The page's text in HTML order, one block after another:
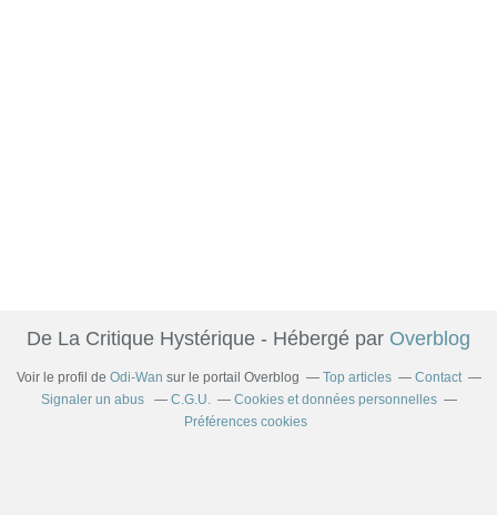
De La Critique Hystérique - Hébergé par Overblog
Voir le profil de Odi-Wan sur le portail Overblog Top articles
Contact
Signaler un abus
C.G.U.
Cookies et données personnelles
Préférences cookies